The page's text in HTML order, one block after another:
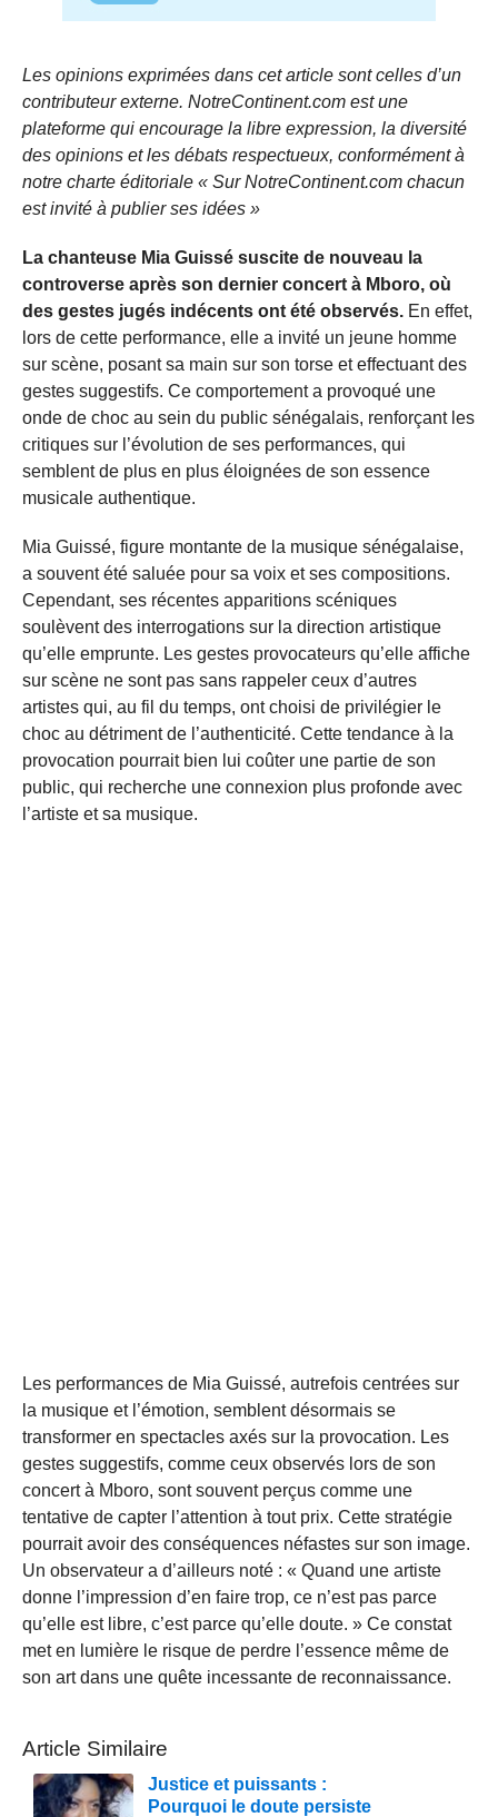
Les opinions exprimées dans cet article sont celles d’un
contributeur externe. NotreContinent.com est une
plateforme qui encourage la libre expression, la diversité
des opinions et les débats respectueux, conformément à
notre charte éditoriale « Sur NotreContinent.com chacun
est invité à publier ses idées »
La chanteuse Mia Guissé suscite de nouveau la
controverse après son dernier concert à Mboro, où
des gestes jugés indécents ont été observés. En effet,
lors de cette performance, elle a invité un jeune homme
sur scène, posant sa main sur son torse et effectuant des
gestes suggestifs. Ce comportement a provoqué une
onde de choc au sein du public sénégalais, renforçant les
critiques sur l’évolution de ses performances, qui
semblent de plus en plus éloignées de son essence
musicale authentique.
Mia Guissé, figure montante de la musique sénégalaise,
a souvent été saluée pour sa voix et ses compositions.
Cependant, ses récentes apparitions scéniques
soulèvent des interrogations sur la direction artistique
qu’elle emprunte. Les gestes provocateurs qu’elle affiche
sur scène ne sont pas sans rappeler ceux d’autres
artistes qui, au fil du temps, ont choisi de privilégier le
choc au détriment de l’authenticité. Cette tendance à la
provocation pourrait bien lui coûter une partie de son
public, qui recherche une connexion plus profonde avec
l’artiste et sa musique.
Les performances de Mia Guissé, autrefois centrées sur
la musique et l’émotion, semblent désormais se
transformer en spectacles axés sur la provocation. Les
gestes suggestifs, comme ceux observés lors de son
concert à Mboro, sont souvent perçus comme une
tentative de capter l’attention à tout prix. Cette stratégie
pourrait avoir des conséquences néfastes sur son image.
Un observateur a d’ailleurs noté : « Quand une artiste
donne l’impression d’en faire trop, ce n’est pas parce
qu’elle est libre, c’est parce qu’elle doute. » Ce constat
met en lumière le risque de perdre l’essence même de
son art dans une quête incessante de reconnaissance.
Article Similaire
Justice et puissants :
Pourquoi le doute persiste